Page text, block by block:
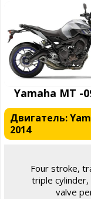
Yamaha MT -
Двигатель:
2014
Four stroke,
triple cylinder,
valve